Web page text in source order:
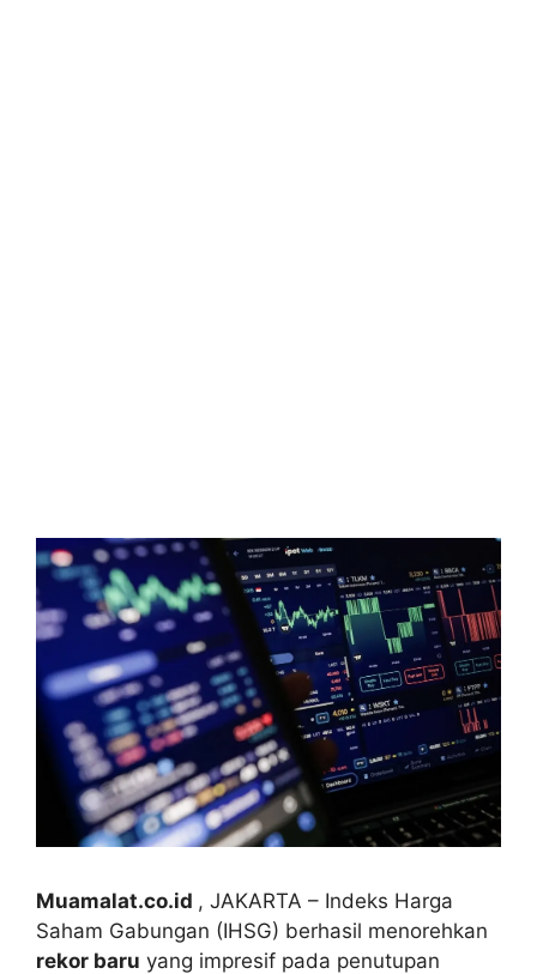
Muamalat.co.id , JAKARTA – Indeks Harga
Saham Gabungan (IHSG) berhasil menorehkan
rekor baru yang impresif pada penutupan